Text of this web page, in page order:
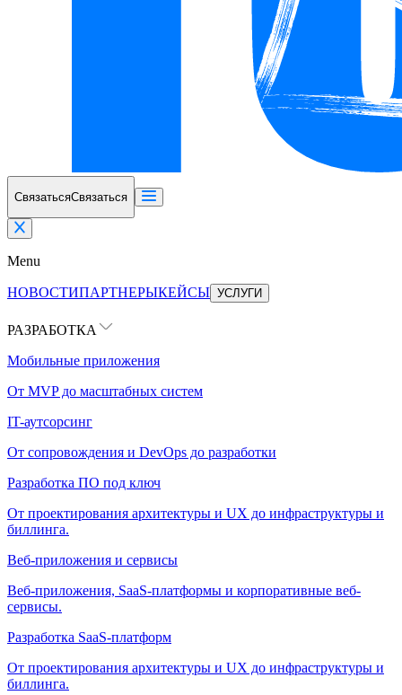
СвязатьсяСвязаться
Menu
НОВОСТИПАРТНЕРЫКЕЙСЫ УСЛУГИ
РАЗРАБОТКА
Мобильные приложения
От MVP до масштабных систем
IT-аутсорсинг
От сопровождения и DevOps до разработки
Разработка ПО под ключ
От проектирования архитектуры и UX до инфраструктуры и
биллинга.
Веб-приложения и сервисы
Веб-приложения, SaaS-платформы и корпоративные веб-
сервисы.
Разработка SaaS-платформ
От проектирования архитектуры и UX до инфраструктуры и
биллинга.